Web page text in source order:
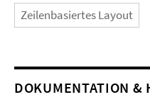
Zeilenbasiertes Layout
DOKUMENTATION &